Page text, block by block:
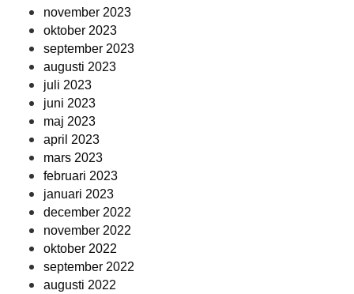
november 2023
oktober 2023
september 2023
augusti 2023
juli 2023
juni 2023
maj 2023
april 2023
mars 2023
februari 2023
januari 2023
december 2022
november 2022
oktober 2022
september 2022
augusti 2022